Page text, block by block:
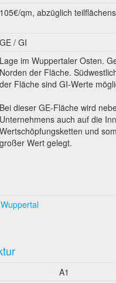
105€/qm, abzüglich
GE / GI
Lage im Wuppertaler Osten.
Norden der Fläche.
der Fläche sind GI-Werte
Bei dieser GE-Fläche wird
Unternehmens auch auf die
Wertschöpfungsketten und
großer Wert gelegt.
A1